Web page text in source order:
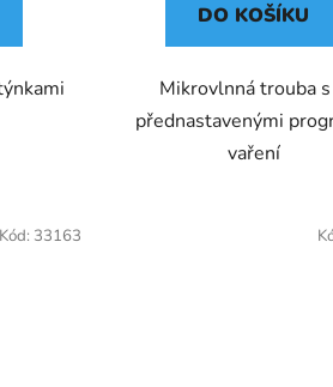
DO KOŠÍKU
Mikrovlnná trouba
přednastavenými
vaření
Kód: 33163